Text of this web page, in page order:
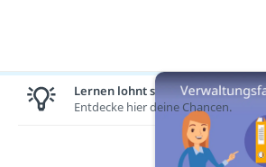
Lernen lohnt sich!
Entdecke hier deine Chancen.